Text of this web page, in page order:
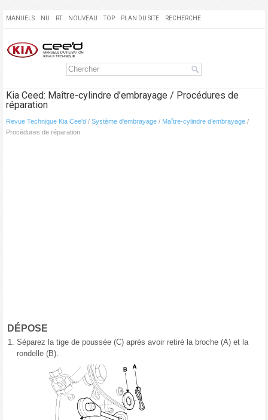
MANUELS NU RT NOUVEAU TOP PLAN DU SITE RECHERCHE
Kia Ceed: Maître-cylindre d’embrayage / Procédures de
réparation
Revue Technique Kia Cee'd / Système d'embrayage / Maître-cylindre d’embrayage /
Procédures de réparation
DÉPOSE
1. Séparez la tige de poussée (C) après avoir retiré la broche (A) et la
rondelle (B).